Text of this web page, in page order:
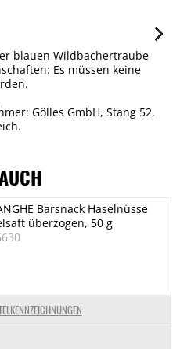
blauen Wildbachertraube
Es müssen keine
Gölles GmbH, Stang 52,
Barsnack Haselnüsse
überzogen, 50 g